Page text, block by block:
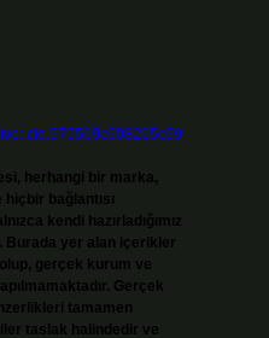
herhangi bir marka,
bağlantısı
kendi hazırladığımız
Burada yer alan içerikler
gerçek kurum ve
Gerçek
tamamen
taslak halindedir ve